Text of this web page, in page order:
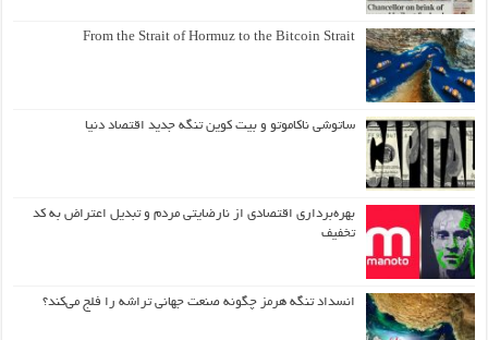
From the Strait of Hormuz to the Bitcoin Strait
ساتوشی ناکاموتو و بیت کوین تنگه جدید اقتصاد دنیا
بهره‌برداری اقتصادی از نارضایتی مردم و تبدیل اعتراض به کد
تخفیف
انسداد تنگه هرمز چگونه صنعت جهانی تراشه را فلج می‌کند؟